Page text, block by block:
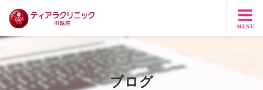
ブログ